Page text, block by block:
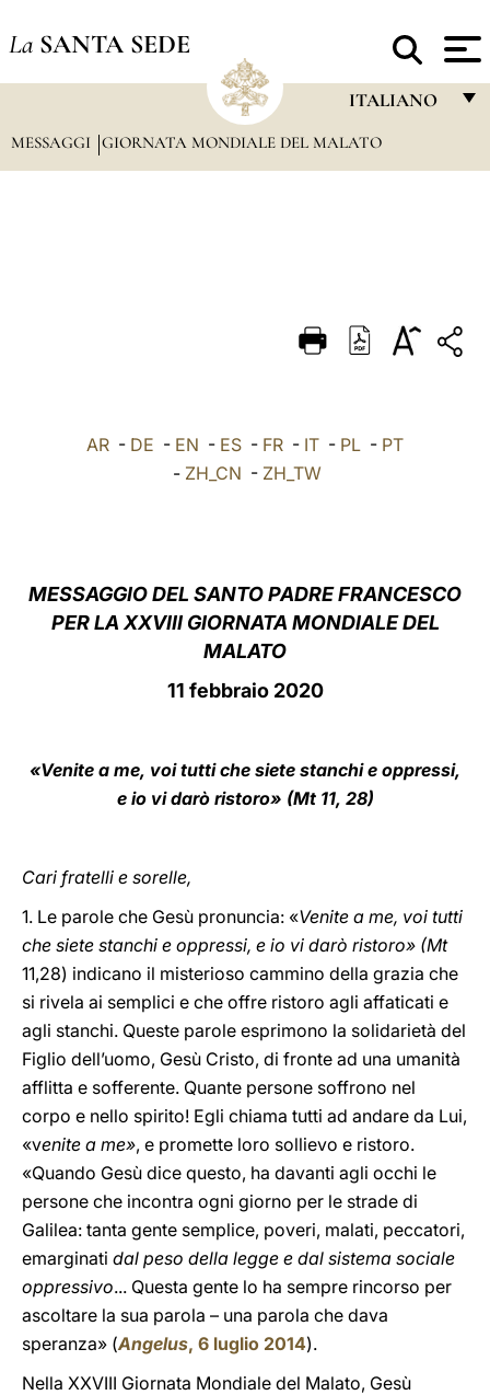
La SANTA SEDE
ITALIANO
FRANÇAIS
DEUTSCH
العربيّة
MESSAGGI GIORNATA MONDIALE DEL MALATO
AR - DE - EN - ES - FR - IT - PL - PT
- ZH_CN - ZH_TW
MESSAGGIO DEL SANTO PADRE FRANCESCO
PER LA XXVIII GIORNATA MONDIALE DEL
MALATO
11 febbraio 2020
«Venite a me, voi tutti che siete stanchi e oppressi,
e io vi darò ristoro» (Mt 11, 28)
Cari fratelli e sorelle,
1. Le parole che Gesù pronuncia: «Venite a me, voi tutti
che siete stanchi e oppressi, e io vi darò ristoro» (Mt
11,28) indicano il misterioso cammino della grazia che
si rivela ai semplici e che offre ristoro agli affaticati e
agli stanchi. Queste parole esprimono la solidarietà del
Figlio dell’uomo, Gesù Cristo, di fronte ad una umanità
afflitta e sofferente. Quante persone soffrono nel
corpo e nello spirito! Egli chiama tutti ad andare da Lui,
«venite a me», e promette loro sollievo e ristoro.
«Quando Gesù dice questo, ha davanti agli occhi le
persone che incontra ogni giorno per le strade di
Galilea: tanta gente semplice, poveri, malati, peccatori,
emarginati dal peso della legge e dal sistema sociale
oppressivo... Questa gente lo ha sempre rincorso per
ascoltare la sua parola – una parola che dava
speranza» (Angelus, 6 luglio 2014).
Nella XXVIII Giornata Mondiale del Malato, Gesù